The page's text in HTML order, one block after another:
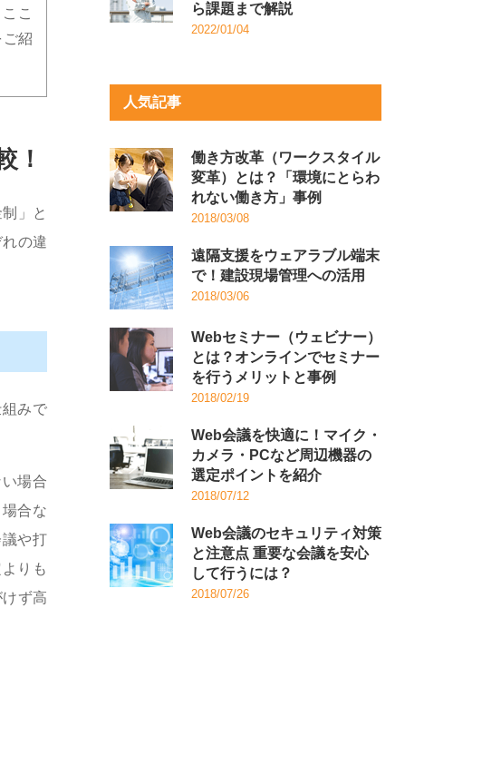
こ
紹
！
」と
の違
みで
場合
合な
や打
りも
ず高
ら課題まで解説
2022/01/04
人気記事
働き方改革（ワークスタイル
変革）とは？「環境にとらわ
れない働き方」事例
2018/03/08
遠隔支援をウェアラブル端末
で！建設現場管理への活用
2018/03/06
Webセミナー（ウェビナー）
とは？オンラインでセミナー
を行うメリットと事例
2018/02/19
Web会議を快適に！マイク・
カメラ・PCなど周辺機器の
選定ポイントを紹介
2018/07/12
Web会議のセキュリティ対策
と注意点 重要な会議を安心
して行うには？
2018/07/26